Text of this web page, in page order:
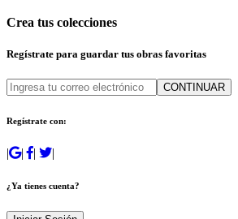
Crea tus colecciones
Regístrate para guardar tus obras favoritas
CONTINUAR
Regístrate con:
| | | |
¿Ya tienes cuenta?